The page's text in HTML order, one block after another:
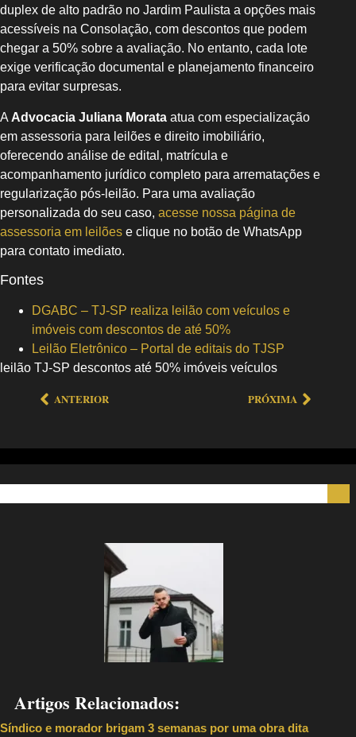
duplex de alto padrão no Jardim Paulista a opções mais
acessíveis na Consolação, com descontos que podem
chegar a 50% sobre a avaliação. No entanto, cada lote
exige verificação documental e planejamento financeiro
para evitar surpresas.
A Advocacia Juliana Morata atua com especialização
em assessoria para leilões e direito imobiliário,
oferecendo análise de edital, matrícula e
acompanhamento jurídico completo para arrematações e
regularização pós‑leilão. Para uma avaliação
personalizada do seu caso, acesse nossa página de
assessoria em leilões e clique no botão de WhatsApp
para contato imediato.
Fontes
DGABC – TJ-SP realiza leilão com veículos e
imóveis com descontos de até 50%
Leilão Eletrônico – Portal de editais do TJSP
leilão TJ-SP descontos até 50% imóveis veículos
ANTERIOR PRÓXIMA
Artigos Relacionados:
Síndico e morador brigam 3 semanas por uma obra dita